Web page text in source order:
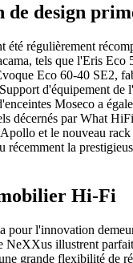
design
été régulièrement
tels que l'Eris Eco
Eco 60-40 SE2,
d'équipement de
Moseco a
décernés par What
et le nouveau
récemment la
Hi-Fi
pour l'innovation
NeXXus illustrent
grande flexibilité de